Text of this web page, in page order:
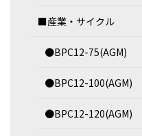
■産業・サイクル
●BPC12-75(AGM)
●BPC12-100(AGM)
●BPC12-120(AGM)